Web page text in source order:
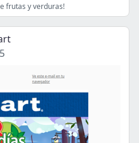
frutas y verduras!